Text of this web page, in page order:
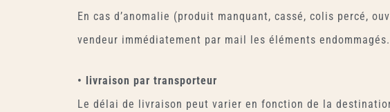
En cas d’anomalie (produit manquant, cassé, colis percé,
vendeur immédiatement par mail les éléments endommagés.
• livraison par transporteur
Le délai de livraison peut varier en fonction de la